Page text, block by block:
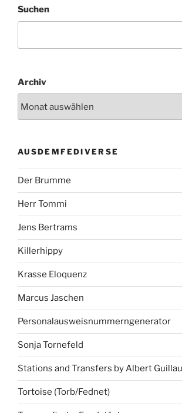
Suchen
Archiv
AUSDEMFEDIVERSE
Der Brumme
Herr Tommi
Jens Bertrams
Killerhippy
Krasse Eloquenz
Marcus Jaschen
Personalausweisnummerngenerator
Sonja Tornefeld
Stations and Transfers by Albert
Tortoise (Torb/Fednet)